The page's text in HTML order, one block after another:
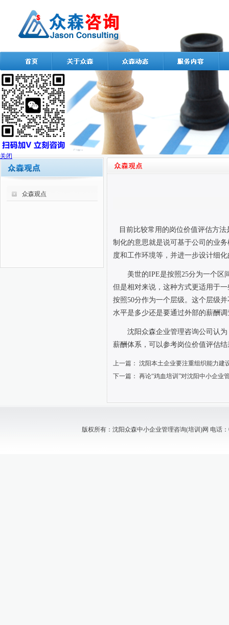
众森观点
目前比较常用的岗位价值评估方
制化的意思就是说可基于公司的业
度和工作环境等，并进一步设计细
美世的IPE是按照25分为一个区
但是相对来说，这种方式更适用于
按照50分作为一个层级。这个层级
水平是多少还是要通过外部的薪酬
沈阳众森企业管理咨询公司认
薪酬体系，可以参考岗位价值评估
上一篇： 沈阳本土企业要注重组织能力建
下一篇： 再论“鸡血培训”对沈阳中小企业
版权所有：沈阳众森中小企业管理咨询(培训)网 电话：
关闭